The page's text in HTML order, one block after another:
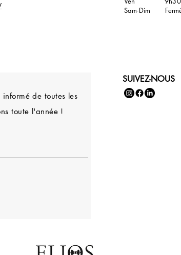
Sam-Dim
de toutes les
toute l'année !
SUIVEZ-NOUS